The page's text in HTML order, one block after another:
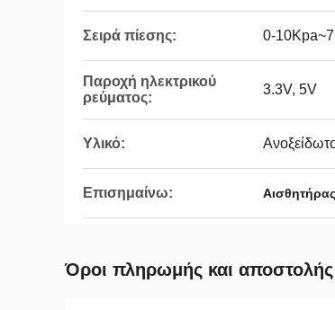
Σειρά πίεσης: 0-
Παροχή ηλεκτρικού
ρεύματος:
3.3V, 5V
Υλικό:
Επισημαίνω:
Όροι πληρωμής και αποστολής